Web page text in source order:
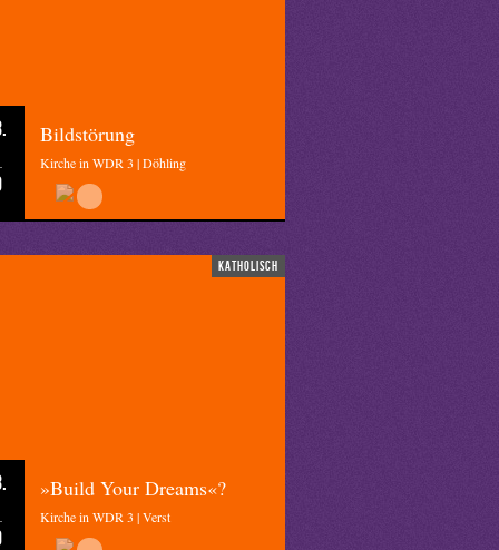
Bildstörung
Kirche in WDR 3 | Döhling
katholisch
»Build Your Dreams«?
Kirche in WDR 3 | Verst